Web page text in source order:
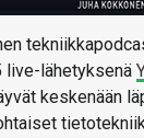
live-lähetyksenä
keskenään